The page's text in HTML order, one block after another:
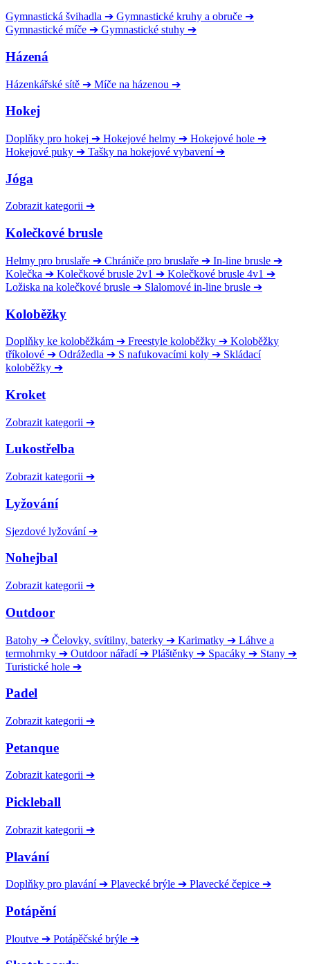
Gymnastická švihadla ➔ Gymnastické kruhy a obruče ➔
Gymnastické míče ➔ Gymnastické stuhy ➔
Házená
Házenkářské sítě ➔ Míče na házenou ➔
Hokej
Doplňky pro hokej ➔ Hokejové helmy ➔ Hokejové hole ➔
Hokejové puky ➔ Tašky na hokejové vybavení ➔
Jóga
Zobrazit kategorii ➔
Kolečkové brusle
Helmy pro bruslaře ➔ Chrániče pro bruslaře ➔ In-line brusle ➔
Kolečka ➔ Kolečkové brusle 2v1 ➔ Kolečkové brusle 4v1 ➔
Ložiska na kolečkové brusle ➔ Slalomové in-line brusle ➔
Koloběžky
Doplňky ke koloběžkám ➔ Freestyle koloběžky ➔ Koloběžky
tříkolové ➔ Odrážedla ➔ S nafukovacími koly ➔ Skládací
koloběžky ➔
Kroket
Zobrazit kategorii ➔
Lukostřelba
Zobrazit kategorii ➔
Lyžování
Sjezdové lyžování ➔
Nohejbal
Zobrazit kategorii ➔
Outdoor
Batohy ➔ Čelovky, svítilny, baterky ➔ Karimatky ➔ Láhve a
termohrnky ➔ Outdoor nářadí ➔ Pláštěnky ➔ Spacáky ➔ Stany ➔
Turistické hole ➔
Padel
Zobrazit kategorii ➔
Petanque
Zobrazit kategorii ➔
Pickleball
Zobrazit kategorii ➔
Plavání
Doplňky pro plavání ➔ Plavecké brýle ➔ Plavecké čepice ➔
Potápění
Ploutve ➔ Potápěčské brýle ➔